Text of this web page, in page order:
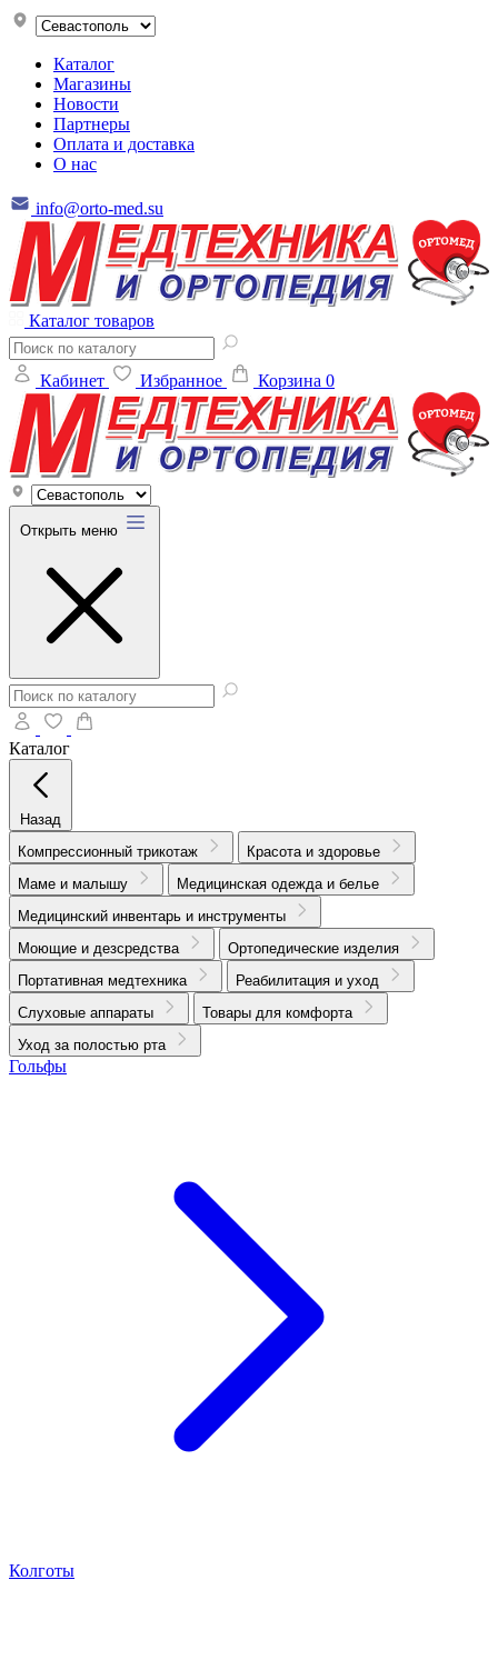
Каталог
Магазины
Новости
Партнеры
Оплата и доставка
О нас
info@orto-med.su
Каталог товаров
Кабинет Избранное Корзина 0
Открыть меню
Каталог
Назад
Компрессионный трикотаж
Красота и здоровье
Маме и малышу
Медицинская одежда и белье
Медицинский инвентарь и инструменты
Моющие и дезсредства
Ортопедические изделия
Портативная медтехника
Реабилитация и уход
Слуховые аппараты
Товары для комфорта
Уход за полостью рта
Гольфы
Колготы